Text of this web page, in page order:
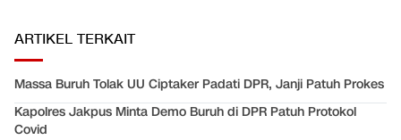
ARTIKEL TERKAIT
Massa Buruh Tolak UU Ciptaker Padati DPR, Janji Patuh Prokes
Kapolres Jakpus Minta Demo Buruh di DPR Patuh Protokol
Covid